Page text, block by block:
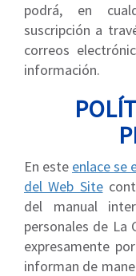
podrá, en
suscripción a
correos
información.
En este enlace se
del Web Site
del manual
personales de La
expresamente
informan de